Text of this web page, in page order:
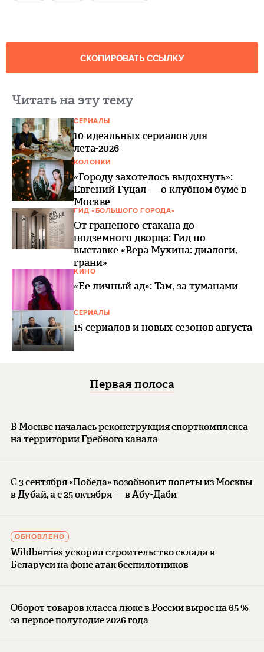
СКОПИРОВАТЬ ССЫЛКУ
Читать на эту тему
СЕРИАЛЫ
10 идеальных сериалов для
лета-2026
КОЛОНКИ
«Городу захотелось выдохнуть»:
Евгений Гуцал — о клубном буме в
Москве
ГИД «БОЛЬШОГО ГОРОДА»
От граненого стакана до
подземного дворца: Гид по
выставке «Вера Мухина: диалоги,
грани»
КИНО
«Ее личный ад»: Там, за туманами
СЕРИАЛЫ
15 сериалов и новых сезонов августа
Первая полоса
В Москве началась реконструкция спорткомплекса
на территории Гребного канала
С 3 сентября «Победа» возобновит полеты из Москвы
в Дубай, а с 25 октября — в Абу-Даби
ОБНОВЛЕНО
Wildberries ускорил строительство склада в
Беларуси на фоне атак беспилотников
Оборот товаров класса люкс в России вырос на 65 %
за первое полугодие 2026 года